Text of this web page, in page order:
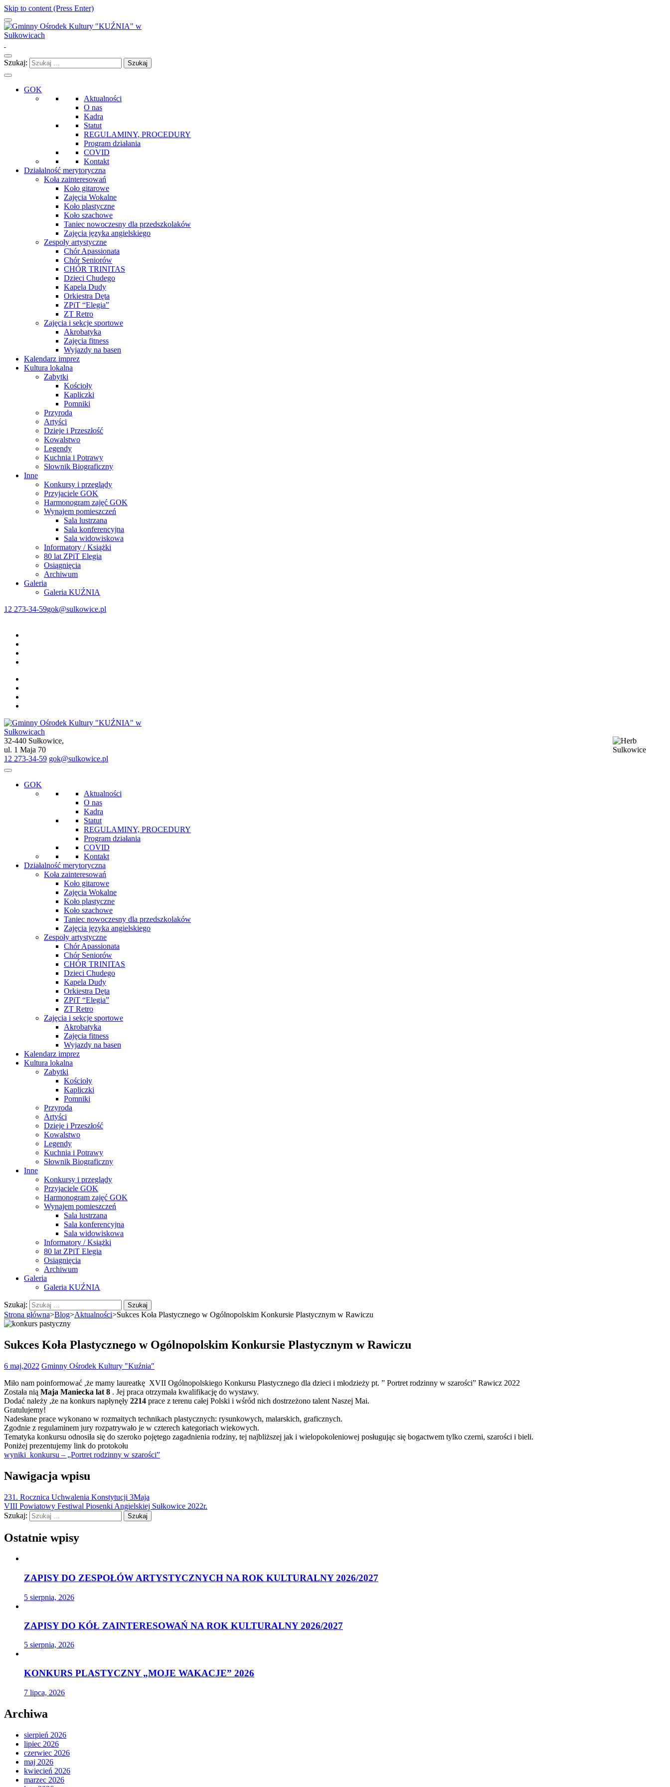
Skip to content (Press Enter)
Szukaj:
GOK
Aktualności
O nas
Kadra
Statut
REGULAMINY, PROCEDURY
Program działania
COVID
Kontakt
Działalność merytoryczna
Koła zainteresowań
Koło gitarowe
Zajęcia Wokalne
Koło plastyczne
Koło szachowe
Taniec nowoczesny dla przedszkolaków
Zajęcia języka angielskiego
Zespoły artystyczne
Chór Apassionata
Chór Seniorów
CHÓR TRINITAS
Dzieci Chudego
Kapela Dudy
Orkiestra Dęta
ZPiT “Elegia”
ZT Retro
Zajęcia i sekcje sportowe
Akrobatyka
Zajęcia fitness
Wyjazdy na basen
Kalendarz imprez
Kultura lokalna
Zabytki
Kościoły
Kapliczki
Pomniki
Przyroda
Artyści
Dzieje i Przeszłość
Kowalstwo
Legendy
Kuchnia i Potrawy
Słownik Biograficzny
Inne
Konkursy i przeglądy
Przyjaciele GOK
Harmonogram zajęć GOK
Wynajem pomieszczeń
Sala lustrzana
Sala konferencyjna
Sala widowiskowa
Informatory / Książki
80 lat ZPiT Elegia
Osiągnięcia
Archiwum
Galeria
Galeria KUŹNIA
12 273-34-59gok@sulkowice.pl
Gminny Ośrodek Kultury "KUŹNIA" w Sułkowicach
32-440 Sułkowice,
ul. 1 Maja 70
12 273-34-59 gok@sulkowice.pl
GOK
Aktualności
O nas
Kadra
Statut
REGULAMINY, PROCEDURY
Program działania
COVID
Kontakt
Działalność merytoryczna
Koła zainteresowań
Koło gitarowe
Zajęcia Wokalne
Koło plastyczne
Koło szachowe
Taniec nowoczesny dla przedszkolaków
Zajęcia języka angielskiego
Zespoły artystyczne
Chór Apassionata
Chór Seniorów
CHÓR TRINITAS
Dzieci Chudego
Kapela Dudy
Orkiestra Dęta
ZPiT “Elegia”
ZT Retro
Zajęcia i sekcje sportowe
Akrobatyka
Zajęcia fitness
Wyjazdy na basen
Kalendarz imprez
Kultura lokalna
Zabytki
Kościoły
Kapliczki
Pomniki
Przyroda
Artyści
Dzieje i Przeszłość
Kowalstwo
Legendy
Kuchnia i Potrawy
Słownik Biograficzny
Inne
Konkursy i przeglądy
Przyjaciele GOK
Harmonogram zajęć GOK
Wynajem pomieszczeń
Sala lustrzana
Sala konferencyjna
Sala widowiskowa
Informatory / Książki
80 lat ZPiT Elegia
Osiągnięcia
Archiwum
Galeria
Galeria KUŹNIA
Szukaj:
Strona główna>Blog>Aktualności>Sukces Koła Plastycznego w Ogólnopolskim Konkursie Plastycznym w Rawiczu
Sukces Koła Plastycznego w Ogólnopolskim Konkursie Plastycznym w Rawiczu
6 maj,2022 Gminny Ośrodek Kultury "Kuźnia"
Miło nam poinformować ,że mamy laureatkę XVII Ogólnopolskiego Konkursu Plastycznego dla dzieci i młodzieży pt. ” Portret rodzinny w szarości” Rawicz 2022
Została nią Maja Maniecka lat 8 . Jej praca otrzymała kwalifikację do wystawy.
Dodać należy ,że na konkurs napłynęły 2214 prace z terenu całej Polski i wśród nich dostrzeżono talent Naszej Mai.
Gratulujemy!
Nadesłane prace wykonano w rozmaitych technikach plastycznych: rysunkowych, malarskich, graficznych.
Zgodnie z regulaminem jury rozpatrywało je w czterech kategoriach wiekowych.
Tematyka konkursu odnosiła się do szeroko pojętego zagadnienia rodziny, tej najbliższej jak i wielopokoleniowej posługując się bogactwem tylko czerni, szarości i bieli.
Poniżej prezentujemy link do protokołu
wyniki konkursu – „Portret rodzinny w szarości”
Nawigacja wpisu
231. Rocznica Uchwalenia Konstytucji 3Maja
VIII Powiatowy Festiwal Piosenki Angielskiej Sułkowice 2022r.
Szukaj:
Ostatnie wpisy
ZAPISY DO ZESPOŁÓW ARTYSTYCZNYCH NA ROK KULTURALNY 2026/2027
5 sierpnia, 2026
ZAPISY DO KÓŁ ZAINTERESOWAŃ NA ROK KULTURALNY 2026/2027
5 sierpnia, 2026
KONKURS PLASTYCZNY „MOJE WAKACJE” 2026
7 lipca, 2026
Archiwa
sierpień 2026
lipiec 2026
czerwiec 2026
maj 2026
kwiecień 2026
marzec 2026